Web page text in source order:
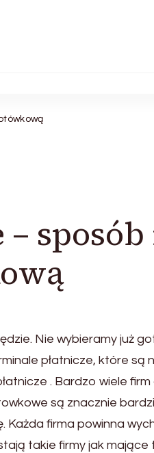
sposób
Nie wybieramy już
płatnicze, które są
. Bardzo wiele
są znacznie
Każda firma powinna
takie firmy jak mające